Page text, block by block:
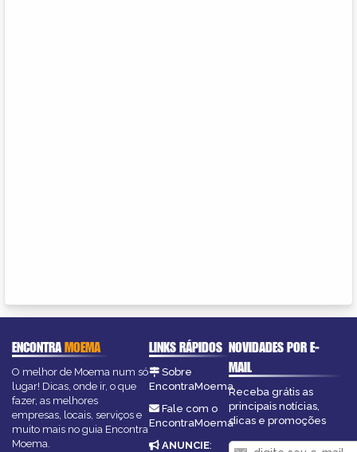
ENCONTRAMOEMA
O melhor de Moema num só
lugar! Dicas, onde ir, o que
fazer, as melhores
empresas, locais, serviços e
muito mais no guia Encontra
Moema.
LINKS RÁPIDOS
Sobre
EncontraMoema
Fale com o
EncontraMoema
ANUNCIE:
NOVIDADES POR E-
MAIL
Receba grátis as
principais notícias,
dicas e promoções